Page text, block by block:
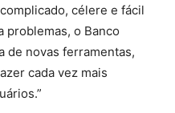
célere e fácil
problemas, o Banco
de novas ferramentas,
cada vez mais